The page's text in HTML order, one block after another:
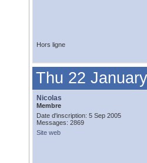
Hors ligne
Thu 22
Nicolas
Membre
Date d'inscription: 5 Sep 2005
Messages: 2869
Site web